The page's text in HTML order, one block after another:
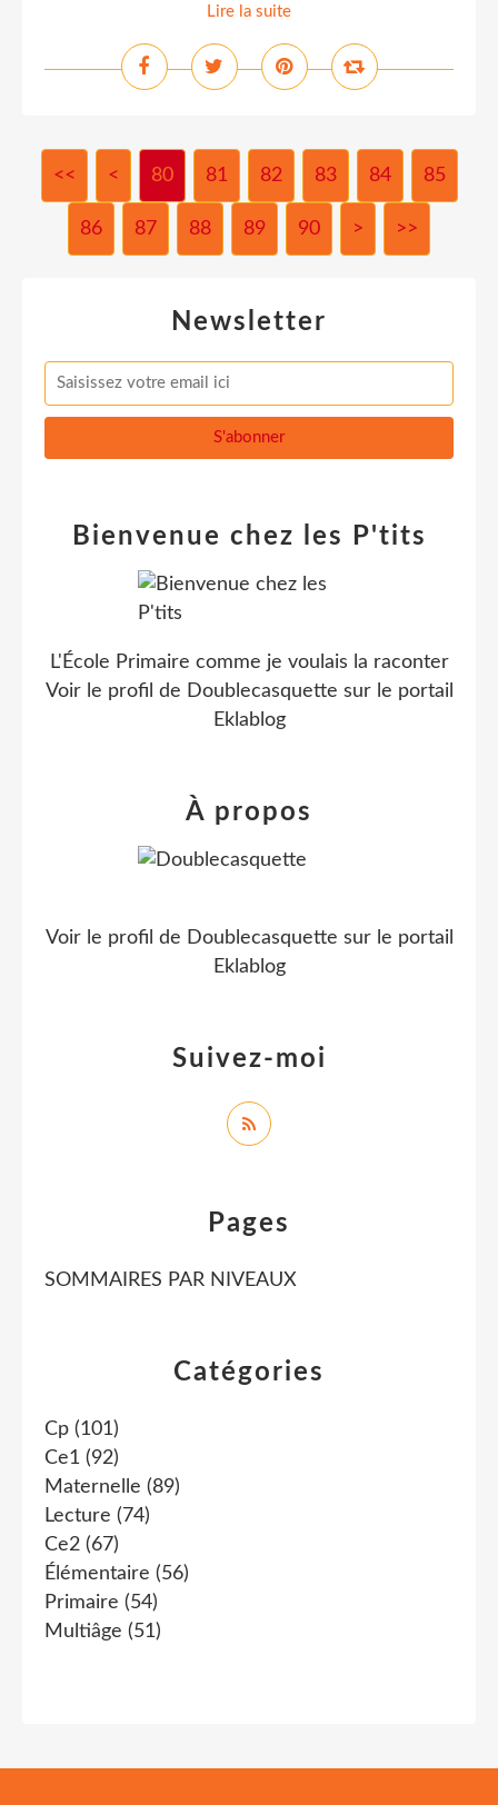
Lire la suite
<< < 10
20
30
40
50
60
70
80 81 82 83 84 85
86 87 88 89 90 > >>
Newsletter
Catégories
Cp (101)
Ce1 (92)
Maternelle (89)
Lecture (74)
Ce2 (67)
Élémentaire (56)
Primaire (54)
Multiâge (51)
Pages
SOMMAIRES PAR NIVEAUX
Bienvenue chez les P'tits
L'École Primaire comme je voulais la raconter
Voir le profil de Doublecasquette sur le portail
Eklablog
Suivez-moi
À propos
Voir le profil de Doublecasquette sur le portail
Eklablog